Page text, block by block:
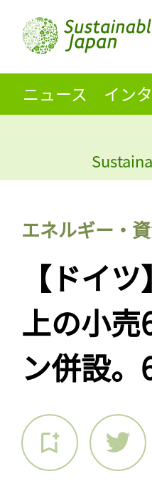
ニュース イン
エネルギー・
【ドイ
上の小売
ン併設